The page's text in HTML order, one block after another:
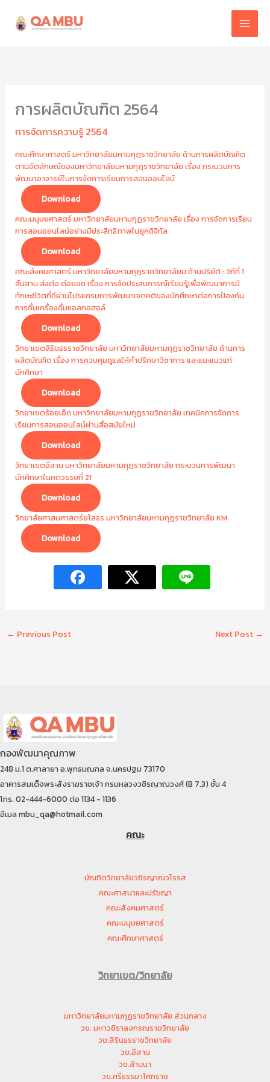
การผลิตบัณฑิต 2564
การจัดการความรู้ 2564
คณะศึกษาศาสตร์ มหาวิทยาลัยมหามกุฏราชวิทยาลัย ด้านการผลิตบัณฑิต
ตามอัตลักษณ์ของมหาวิทยาลัยมหามกุฏราชวิทยาลัย เรื่อง กระบวนการ
พัฒนาอาจารย์ในการจัดการเรียนการสอนออนไลน์
Download
คณะมนุษยศาสตร์ มหาวิทยาลัยมหามกุฏราชวิทยาลัย เรื่อง การจัดการเรียน
การสอนออนไลน์อย่างมีประสิทธิภาพในยุคดิจิทัล
Download
คณะสังคมศาสตร์ มหาวิทยาลัยมหามกุฏราชวิทยาลัยม ด้านปริยัติ : วิถีที่ 1
สืบสาน ส่งต่อ ต่อยอด เรื่อง การจัดประสบการณ์เรียนรู้เพื่อพัฒนาการมี
ทักษะชีวิตที่ดีผ่านโปรแกรมการพัฒนาเจตคติของนักศึกษาต่อการป้องกัน
การดื่มเครื่องดื่มแอลกอฮอล์
Download
วิทยาเขตสิรินธรราชวิทยาลัย มหาวิทยาลัยมหามกุฏราชวิทยาลัย ด้านการ
ผลิตบัณฑิต เรื่อง การควบคุมดูแลให้คำปรึกษาวิชาการ และแนะแนวแก่
นักศึกษา
Download
วิทยาเขตร้อยเอ็ด มหาวิทยาลัยมหามกุฏราชวิทยาลัย เทคนิคการจัดการ
เรียนการสอนออนไลน์ผ่านสื่อสมัยใหม่
Download
วิทยาเขตอีสาน มหาวิทยาลัยมหามกุฏราชวิทยาลัย กระบวนการพัฒนา
นักศึกษาในศตวรรษที่ 21
Download
วิทยาลัยศาสนศาสตร์ยโสธร มหาวิทยาลัยมหามกุฏราชวิทยาลัย KM
Download
← Previous Post Next Post →
กองพัฒนาคุณภาพ
248 ม.1 ต.ศาลายา อ.พุทธมณฑล จ.นครปฐม 73170
อาคารสมเด็จพระสังราฆราชเจ้า กรมหลวงวชิรญาณวงศ์ (B 7.3) ชั้น 4
โทร. 02-444-6000 ต่อ 1134 - 1136
อีเมล mbu_qa@hotmail.com
คณะ
บัณฑิตวิทยาลัยวชิรญาณวโรรส
คณะศาสนาและปรัชญา
คณะสังคมศาสตร์
คณะมนุษยศาสตร์
คณะศึกษาศาสตร์
วิทยาเขต/วิทยาลัย
มหาวิทยาลัยมหามกุฏราชวิทยาลัย ส่วนกลาง
วข. มหาวชิราลงกรณราชวิทยาลัย
วข.สิรินธรราชวิทยาลัย
วข.อีสาน
วข.ล้านนา
วข.ศรีธรรมาโศกราช